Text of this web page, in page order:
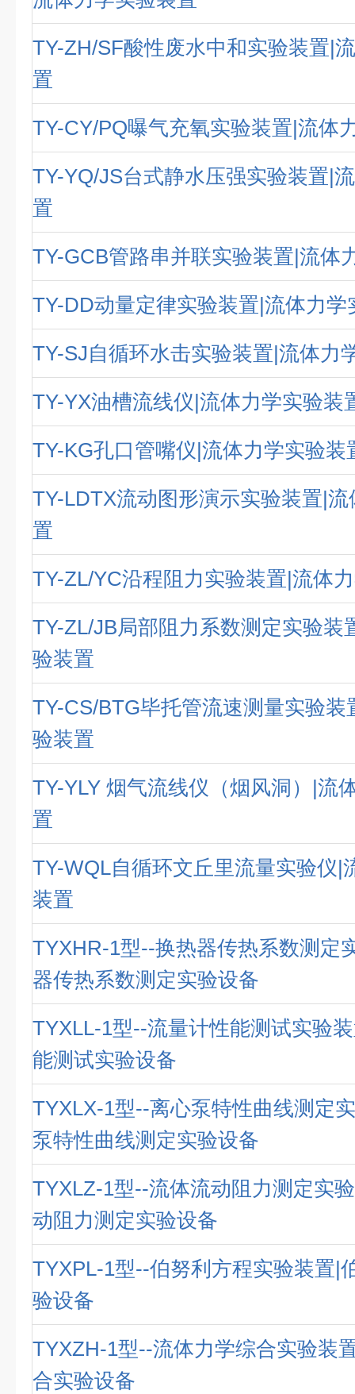
TY-ZH/SF酸性废水中和实验装置|
置
TY-CY/PQ曝气充氧实验装置|流体
TY-YQ/JS台式静水压强实验装置|
置
TY-GCB管路串并联实验装置|流体
TY-DD动量定律实验装置|流体力学
TY-SJ自循环水击实验装置|流体力
TY-YX油槽流线仪|流体力学实验装
TY-KG孔口管嘴仪|流体力学实验装
TY-LDTX流动图形演示实验装置|
置
TY-ZL/YC沿程阻力实验装置|流体
TY-ZL/JB局部阻力系数测定实验装
验装置
TY-CS/BTG毕托管流速测量实验装
验装置
TY-YLY 烟气流线仪（烟风洞）|流
置
TY-WQL自循环文丘里流量实验仪|
装置
TYXHR-1型--换热器传热系数测定
器传热系数测定实验设备
TYXLL-1型--流量计性能测试实验
能测试实验设备
TYXLX-1型--离心泵特性曲线测定
泵特性曲线测定实验设备
TYXLZ-1型--流体流动阻力测定实
动阻力测定实验设备
TYXPL-1型--伯努利方程实验装置|
验设备
TYXZH-1型--流体力学综合实验装
合实验设备